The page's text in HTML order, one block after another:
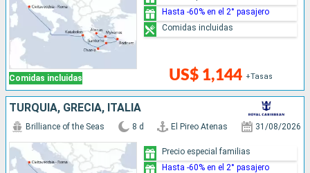
Comidas incluidas US$ 1,144 +Tasas
Hasta -60% en el 2° pasajero
Comidas incluidas
TURQUÍA, GRECIA, ITALIA
Brilliance of the Seas 8 d El Pireo Atenas 31/08/2026
Precio especial familias
Hasta -60% en el 2° pasajero